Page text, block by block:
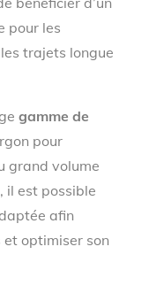
pour les
trajets longue
gamme de
pour
grand volume
il est possible
afin
optimiser son